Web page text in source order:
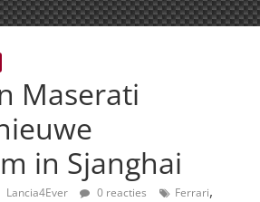
Maserati
in Sjanghai
Lancia4Ever 0 reacties Ferrari,